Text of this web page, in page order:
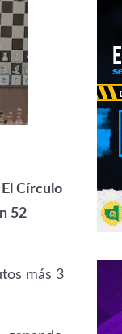
Círculo
52
más 3